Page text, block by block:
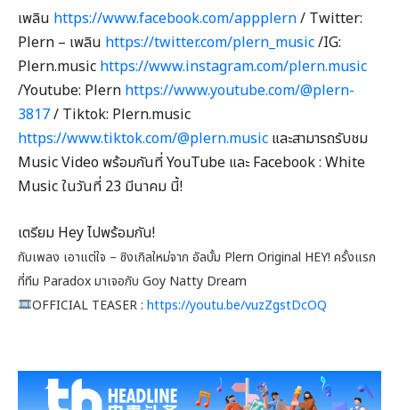
เพลิน https://www.facebook.com/appplern/ Twitter:
Plern – เพลิน https://twitter.com/plern_music/IG:
Plern.music https://www.instagram.com/plern.music
/Youtube: Plern https://www.youtube.com/@plern-
3817/ Tiktok: Plern.music
https://www.tiktok.com/@plern.music และสามารถรับชม
Music Video พร้อมกันที่ YouTube และ Facebook : White
Music ในวันที่ 23 มีนาคม นี้!
เตรียม Hey ไปพร้อมกัน!
กับเพลง เอาแต่ใจ – ซิงเกิลใหม่จาก อัลบั้ม Plern Original HEY! ครั้งแรก
ที่ทีม Paradox มาเจอกับ Goy Natty Dream
OFFICIAL TEASER : https://youtu.be/vuzZgstDcOQ